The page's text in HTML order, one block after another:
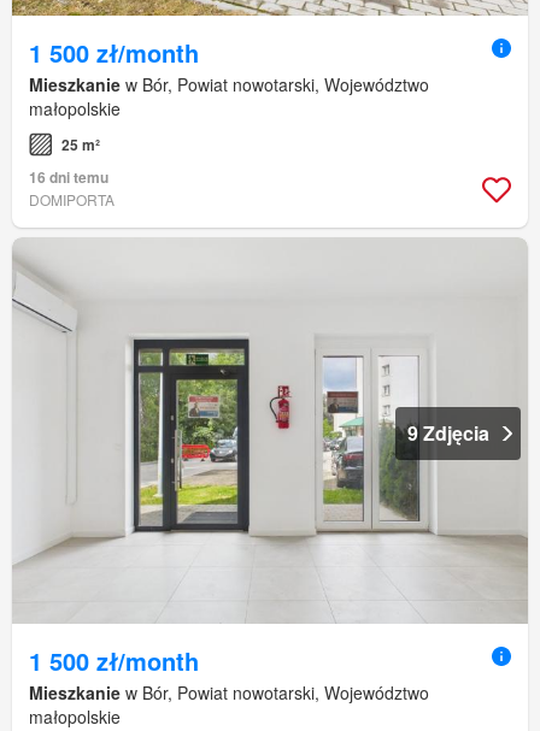
1 500 zł/month
Mieszkanie w Bór, Powiat nowotarski, Województwo
małopolskie
25 m²
16 dni temu
DOMIPORTA
9 Zdjęcia
1 500 zł/month
Mieszkanie w Bór, Powiat nowotarski, Województwo
małopolskie